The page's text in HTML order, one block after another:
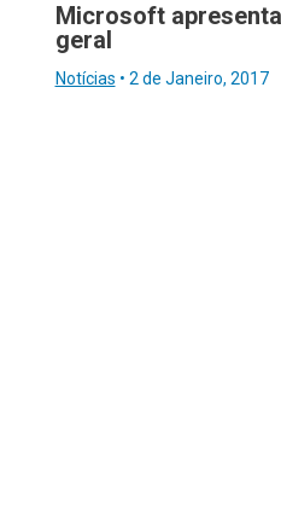
Microsoft
geral
Notícias • 2 de Janeiro, 2017